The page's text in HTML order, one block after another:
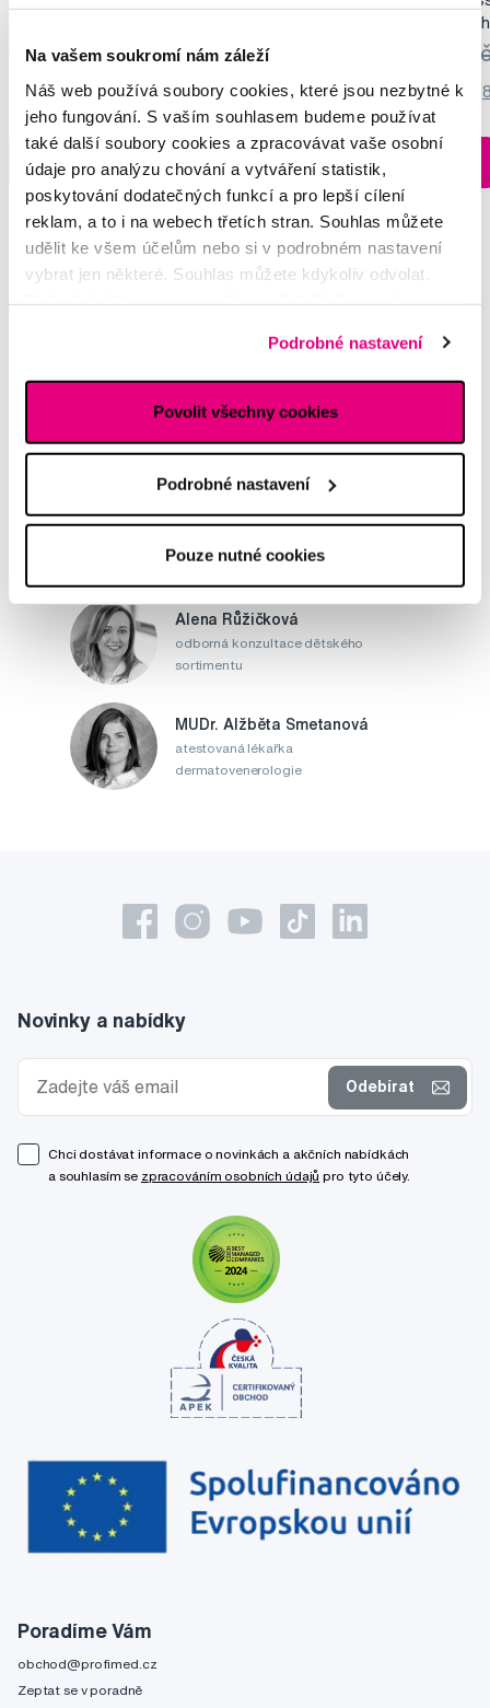
Na vašem soukromí nám záleží
Náš web používá soubory cookies, které jsou nezbytné k
jeho fungování. S vaším souhlasem budeme používat
také další soubory cookies a zpracovávat vaše osobní
údaje pro analýzu chování a vytváření statistik,
poskytování dodatečných funkcí a pro lepší cílení
reklam, a to i na webech třetích stran. Souhlas můžete
udělit ke všem účelům nebo si v podrobném nastavení
vybrat jen některé. Souhlas můžete kdykoliv odvolat.
Podrobné nastavení
Povolit všechny cookies
Podrobné nastavení
Pouze nutné cookies
127 Kč 159 Kč
5,0/5 (42x)
Do košíku
Skladem > 5 ks
Ihned na
13 prodejnách
ocelové nůžky na
699
4,5 /5
Do košíku
Potřebujete poradit?
MDDr. Tomáš Pražák
parodontologie
Alena Růžičková
odborná konzultace dětského
sortimentu
MUDr. Alžběta Smetanová
atestovaná lékařka
dermatovenerologie
Poradíme Vám
obchod@profimed.cz
Zeptat se v poradně
Novinky a nabídky
Odebírat
Chci dostávat informace o novinkách a akčních nabídkách
a souhlasím se zpracováním osobních údajů pro tyto účely.